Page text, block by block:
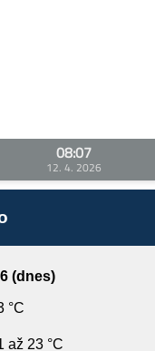
08:07
12. 4. 2026
(dnes)
°C
až 23 °C